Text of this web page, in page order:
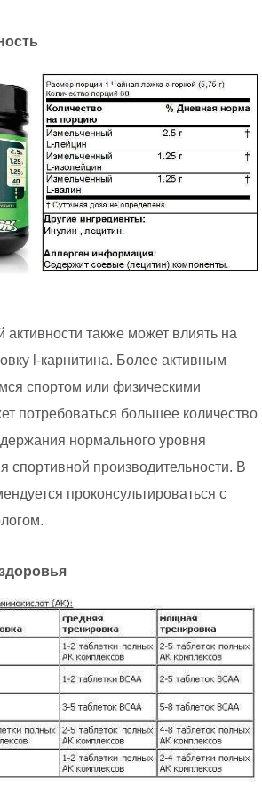
активности также может влиять на
l-карнитина. Более активным
спортом или физическими
потребоваться большее количество
нормального уровня
спортивной производительности. В
проконсультироваться с